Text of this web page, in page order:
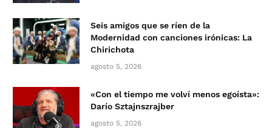
Seis amigos que se ríen de la
Modernidad con canciones irónicas: La
Chirichota
agosto 5, 2026
«Con el tiempo me volví menos egoísta»:
Darío Sztajnszrajber
agosto 5, 2026